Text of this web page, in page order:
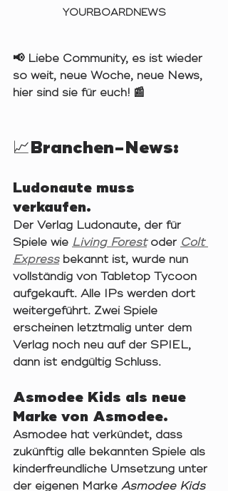
YOURBOARDNEWS
📢 Liebe Community, es ist wieder
so weit, neue Woche, neue News,
hier sind sie für euch! 📰
📈Branchen-News:
Ludonaute muss
verkaufen.
Der Verlag Ludonaute, der für
Spiele wie Living Forest oder Colt
Express bekannt ist, wurde nun
vollständig von Tabletop Tycoon
aufgekauft. Alle IPs werden dort
weitergeführt. Zwei Spiele
erscheinen letztmalig unter dem
Verlag noch neu auf der SPIEL,
dann ist endgültig Schluss.
Asmodee Kids als neue
Marke von Asmodee.
Asmodee hat verkündet, dass
zukünftig alle bekannten Spiele als
kinderfreundliche Umsetzung unter
der eigenen Marke Asmodee Kids